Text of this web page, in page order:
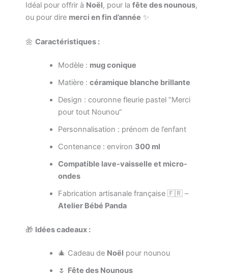
Idéal pour offrir à Noël, pour la fête des nounous,
ou pour dire merci en fin d’année ✨
🌼 Caractéristiques :
Modèle : mug conique
Matière : céramique blanche brillante
Design : couronne fleurie pastel “Merci
pour tout Nounou”
Personnalisation : prénom de l’enfant
Contenance : environ 300 ml
Compatible lave-vaisselle et micro-
ondes
Fabrication artisanale française 🇫🇷 –
Atelier Bébé Panda
🎁 Idées cadeaux :
🎄 Cadeau de Noël pour nounou
🌷 Fête des Nounous